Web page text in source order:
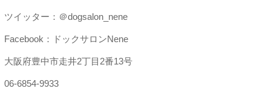
ツイッター：＠dogsalon_nene
Facebook：ドックサロンNene
大阪府豊中市走井2丁目2番13号
06-6854-9933